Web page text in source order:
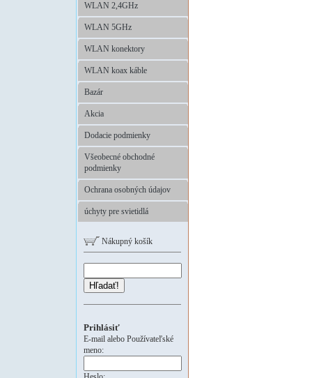
WLAN 2,4GHz
WLAN 5GHz
WLAN konektory
WLAN koax káble
Bazár
Akcia
Dodacie podmienky
Všeobecné obchodné
podmienky
Ochrana osobných údajov
úchyty pre svietidlá
Nákupný košík
Hľadať!
Prihlásiť
E-mail alebo Používateľské
meno: